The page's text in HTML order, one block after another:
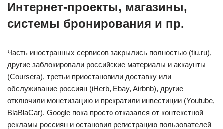
Интернет-проекты, магазины,
системы бронирования и пр.
Часть иностранных сервисов закрылись полностью (tiu.ru),
другие заблокировали российские материалы и аккаунты
(Coursera), третьи приостановили доставку или
обслуживание россиян (iHerb, Ebay, Airbnb), другие
отключили монетизацию и прекратили инвестиции (Youtube,
BlaBlaCar). Google пока просто отказался от контекстной
рекламы россиян и остановил регистрацию пользователей